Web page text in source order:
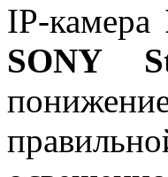
IP-камера
SONY